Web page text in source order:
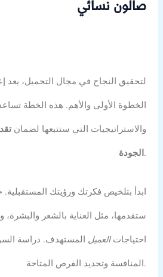
صالون نسائي
لتحقيق النجاح في مجال التجميل،
الخطوة الأولى والأهم. هذه الخطة
والاستراتيجيات التي ستتبعها لضمان
الجودة .
ابدأ بتلخيص فكرتك ورؤيتك
ستقدمها، مثل العناية بالشعر والبشرة،
احتياجاتالعميل المستهدف. دراسة
المنافسة وتحديد الفرص المتاحة.